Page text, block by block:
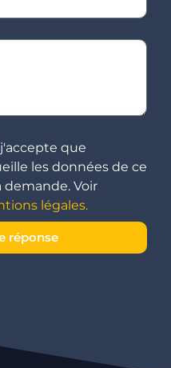
que
les données de ce
Voir
légales.
réponse